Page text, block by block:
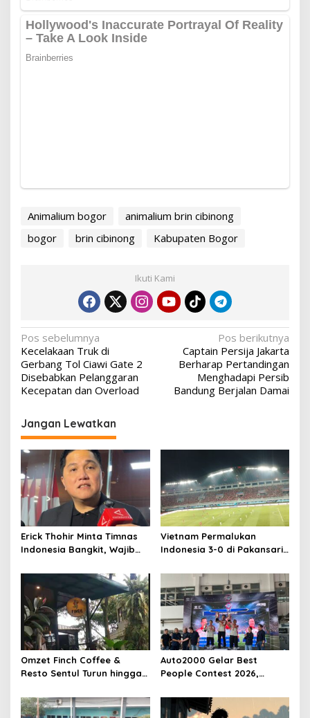
Animalium bogor
animalium brin cibinong
bogor
brin cibinong Kabupaten Bogor
Ikuti Kami
Navigasi
pos
Pos sebelumnya
Kecelakaan Truk di
Gerbang Tol Ciawi Gate 2
Disebabkan Pelanggaran
Kecepatan dan Overload
Pos berikutnya
Captain Persija Jakarta
Berharap Pertandingan
Menghadapi Persib
Bandung Berjalan Damai
Jangan Lewatkan
Erick Thohir Minta Timnas
Indonesia Bangkit, Wajib
Usai Kalah 0-3 dari Vietnam
Vietnam Permalukan
Indonesia 3-0 di Pakansari,
Laga Kandang
Omzet Finch Coffee &
Resto Sentul Turun hingga
Auto2000 Gelar Best
People Contest 2026,
Se-Indonesia